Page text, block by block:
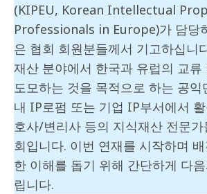
(KIPEU, Korean Intellectual
Professionals in Europe)가 담당
은 협회 회원분들께서 기고하십니
재산 분야에서 한국과 유럽의 교류
도모하는 것을 목적으로 하는 공익
내 IP로펌 또는 기업 IP부서에서
호사/변리사 등의 지식재산 전문
회입니다. 이번 연재를 시작하며
한 이해를 돕기 위해 간단하게 다
립니다.